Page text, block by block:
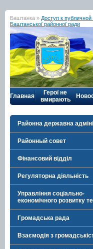
Баштанка » Доступ к
Баштанської районної ради
Главная
Герої не
вмирають
Районна державна
Районный совет
Фінансовий відділ
Регуляторна діяльність
Управління соціально-
економічного розвитку
Громадська рада
Взаємодія з